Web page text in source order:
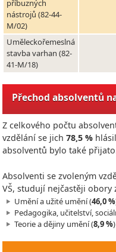
příbuzných
nástrojů (82-44-
M/02)
Uměleckořemeslná
stavba varhan (82-
41-M/18)
Přechod absolventů
Z celkového počtu
vzdělání se jich 78,5 %
absolventů bylo také
Absolventi se zvoleným
VŠ, studují nejčastěji obory
Umění a užité umění (46,0 %
Pedagogika, učitelství,
Teorie a dějiny umění (8,9 %)